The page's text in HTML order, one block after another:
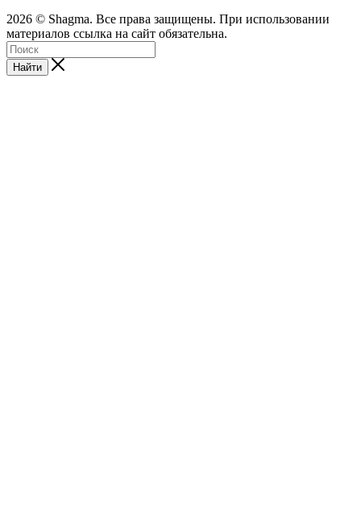
2026 © Shagma. Все права защищены. При использовании
материалов ссылка на сайт обязательна.
Найти